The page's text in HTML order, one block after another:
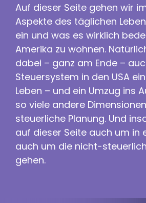
Auf dieser Seite gehen wir
Aspekte des täglichen
ein und was es wirklich
Amerika zu wohnen.
dabei – ganz am Ende –
Steuersystem in den USA
Leben – und ein Umzug ins
so viele andere
steuerliche Planung. Und
auf dieser Seite auch um in
auch um die nicht-
gehen.